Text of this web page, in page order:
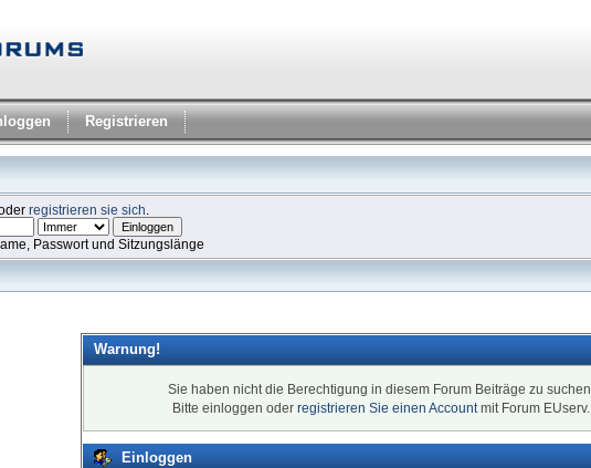
Registrieren
registrieren sie sich
Passwort und Sitzungslänge
Warnung!
Sie haben nicht die Berechtigung in diesem Forum Beiträge zu suchen.
Bitte einloggen oder registrieren Sie einen Accountmit Forum EUserv.
Einloggen